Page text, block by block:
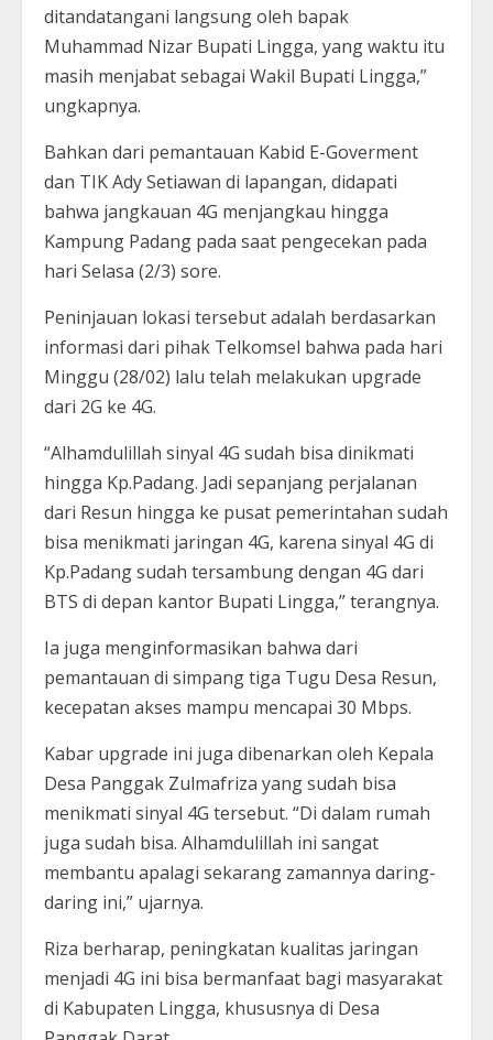
ditandatangani langsung oleh bapak
Muhammad Nizar Bupati Lingga, yang waktu itu
masih menjabat sebagai Wakil Bupati Lingga,”
ungkapnya.
Bahkan dari pemantauan Kabid E-Goverment
dan TIK Ady Setiawan di lapangan, didapati
bahwa jangkauan 4G menjangkau hingga
Kampung Padang pada saat pengecekan pada
hari Selasa (2/3) sore.
Peninjauan lokasi tersebut adalah berdasarkan
informasi dari pihak Telkomsel bahwa pada hari
Minggu (28/02) lalu telah melakukan upgrade
dari 2G ke 4G.
“Alhamdulillah sinyal 4G sudah bisa dinikmati
hingga Kp.Padang. Jadi sepanjang perjalanan
dari Resun hingga ke pusat pemerintahan sudah
bisa menikmati jaringan 4G, karena sinyal 4G di
Kp.Padang sudah tersambung dengan 4G dari
BTS di depan kantor Bupati Lingga,” terangnya.
Ia juga menginformasikan bahwa dari
pemantauan di simpang tiga Tugu Desa Resun,
kecepatan akses mampu mencapai 30 Mbps.
Kabar upgrade ini juga dibenarkan oleh Kepala
Desa Panggak Zulmafriza yang sudah bisa
menikmati sinyal 4G tersebut. “Di dalam rumah
juga sudah bisa. Alhamdulillah ini sangat
membantu apalagi sekarang zamannya daring-
daring ini,” ujarnya.
Riza berharap, peningkatan kualitas jaringan
menjadi 4G ini bisa bermanfaat bagi masyarakat
di Kabupaten Lingga, khususnya di Desa